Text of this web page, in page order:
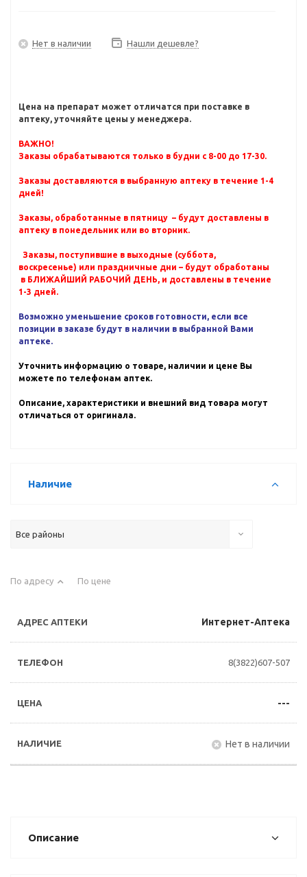
Нет в наличии Нашли дешевле?
Цена на препарат может отличатся при поставке в
аптеку, уточняйте цены у менеджера.
ВАЖНО!
Заказы обрабатываются только в будни с 8-00 до 17-30.
Заказы доставляются в выбранную аптеку в течение 1-4
дней!
Заказы, обработанные в пятницу – будут доставлены в
аптеку в понедельник или во вторник.
Заказы, поступившие в выходные (суббота,
воскресенье) или праздничные дни – будут обработаны
в БЛИЖАЙШИЙ РАБОЧИЙ ДЕНЬ, и доставлены в течение
1-3 дней.
Возможно уменьшение сроков готовности, если все
позиции в заказе будут в наличии в выбранной Вами
аптеке.
Уточнить информацию о товаре, наличии и цене Вы
можете по телефонам аптек.
Описание, характеристики и внешний вид товара могут
отличаться от оригинала.
Наличие
Все районы
По адресу По цене
Интернет-Аптека
8(3822)607-507
---
Нет в наличии
Описание